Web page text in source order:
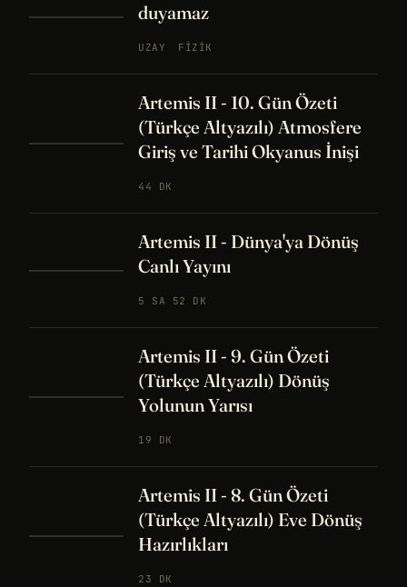
duyamaz
UZAY FIZIK
Artemis II - 10. Gün Özeti
(Türkçe Altyazılı) Atmosfere
Giriş ve Tarihi Okyanus İnişi
44 DK
Artemis II - Dünya'ya Dönüş
Canlı Yayını
5 SA 52 DK
Artemis II - 9. Gün Özeti
(Türkçe Altyazılı) Dönüş
Yolunun Yarısı
19 DK
Artemis II - 8. Gün Özeti
(Türkçe Altyazılı) Eve Dönüş
Hazırlıkları
23 DK